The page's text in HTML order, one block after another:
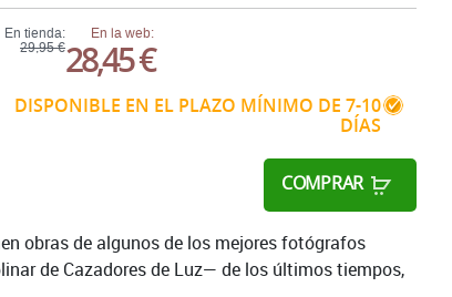
En tienda:
29,95 €
En la web:
28,45 €
DISPONIBLE EN EL PLAZO MÍNIMO DE 7-10
DÍAS
COMPRAR
obras de algunos de los mejores fotógrafos
de Cazadores de Luz— de los últimos tiempos,